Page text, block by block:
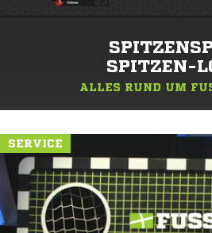
SPITZEN-
ALLES RUND UM
SERVICE